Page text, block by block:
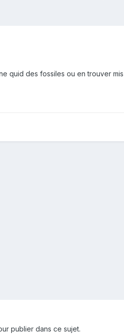
quid des fossiles ou en trouver
publier dans ce sujet.